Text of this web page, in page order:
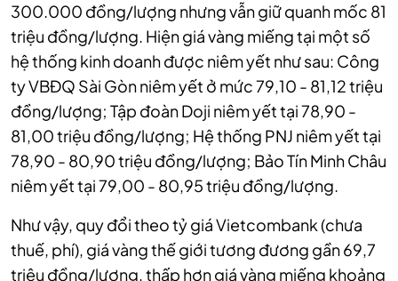
300.000 đồng/lượng nhưng vẫn giữ quanh mốc 81
triệu đồng/lượng. Hiện giá vàng miếng tại một số
hệ thống kinh doanh được niêm yết như sau: Công
ty VBĐQ Sài Gòn niêm yết ở mức 79,10 - 81,12 triệu
đồng/lượng; Tập đoàn Doji niêm yết tại 78,90 -
81,00 triệu đồng/lượng; Hệ thống PNJ niêm yết tại
78,90 - 80,90 triệu đồng/lượng; Bảo Tín Minh Châu
niêm yết tại 79,00 - 80,95 triệu đồng/lượng.
Như vậy, quy đổi theo tỷ giá Vietcombank (chưa
thuế, phí), giá vàng thế giới tương đương gần 69,7
triệu đồng/lượng, thấp hơn giá vàng miếng khoảng